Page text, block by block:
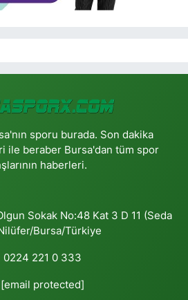
sporu burada. Son dakika
ile beraber Bursa'dan tüm spor
haberleri.
Sokak No:48 Kat 3 D 11 (Seda
Bursa/Türkiye
0224 221 0 333
[email protected]